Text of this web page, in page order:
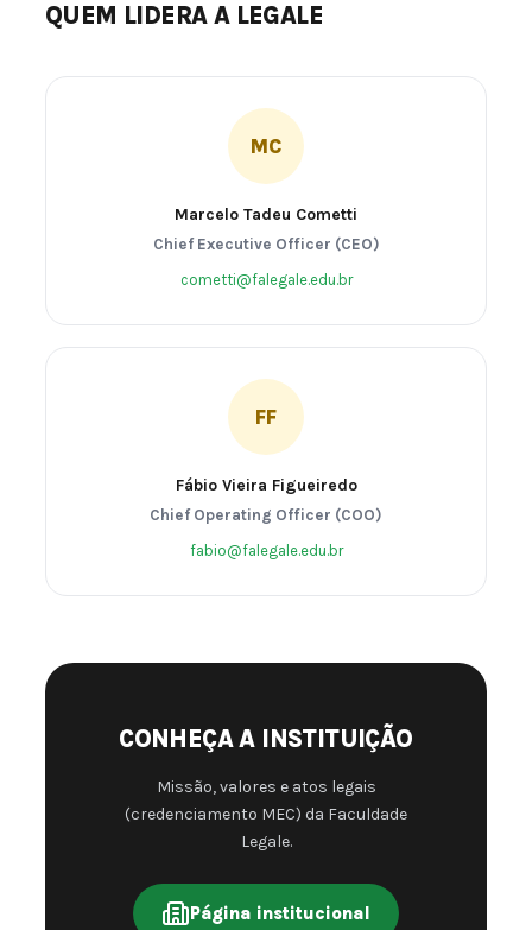
QUEM LIDERA A LEGALE
MC
Marcelo Tadeu Cometti
Chief Executive Officer (CEO)
cometti@falegale.edu.br
FF
Fábio Vieira Figueiredo
Chief Operating Officer (COO)
fabio@falegale.edu.br
CONHEÇA A INSTITUIÇÃO
Missão, valores e atos legais
(credenciamento MEC) da Faculdade
Legale.
Página institucional